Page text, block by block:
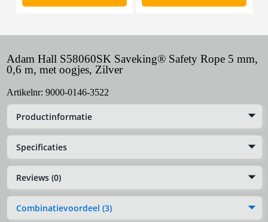
Adam Hall S58060SK Saveking® Safety Rope 5 mm,
0,6 m, met oogjes, Zilver
Artikelnr: 9000-0146-3522
Productinformatie
Specificaties
Reviews (0)
Combinatievoordeel (3)